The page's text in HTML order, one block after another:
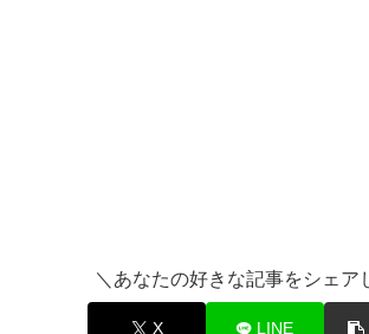
＼あなたの好きな記事をシェア
X LINE